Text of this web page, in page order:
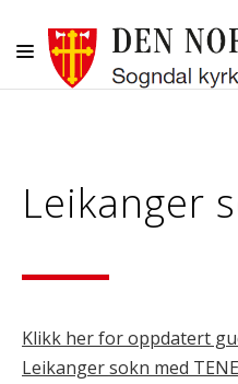
BORN OG UNGE
KULTUR
Leikanger
Klikk her for oppdatert
Leikanger sokn med